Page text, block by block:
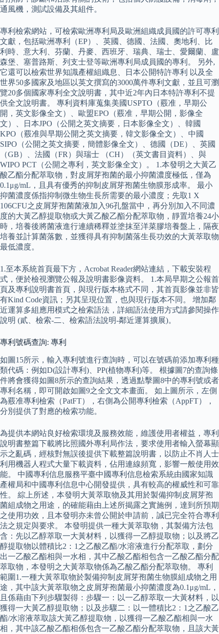
通風機，測試設備及其組件。
專利檢索網站，可檢索歐洲專利局及歐洲組織成員國的許可專利
文獻，包括歐洲專利（EP）、英國、德國、法國、奧地利、比
利時、意大利、芬蘭、丹麥、西班牙、瑞典、瑞士、愛爾蘭、盧
森堡、塞普路斯、列支士登等歐洲專利局成員國的專利。 另外,
它還可以檢索世界知識產權組織息、日本公開特許專利 以及全
世界50多國家及地區以英文撰寫的3000萬件專利文獻，並且可瀏
覽20多個國家專利全文說明書，其中近2年內日本特許專利不提
供全文說明書。 專利資料庫蒐集美國USPTO（覈准，早期公
開，英文影像全文）、歐盟EPO（覈准，早期公開，影像全
文）、日本JPO（公開之英文摘要，日本影像全文）、韓國
KPO（覈准與早期公開之英文摘要，韓文影像全文）、中國
SIPO（公開之英文摘要，簡體影像全文）、德國（DE）、英國
（GB）、法國（FR）與瑞士 （CH）（英文書目資料）、與
WIPO PCT（公開之專利，英文影像全文）。 1.本發明之大黃乙
酸乙酯分配萃取物，對皮屑芽孢菌的最小抑菌濃度極低，僅為
0.1μg/mL，且具有優秀的抑制皮屑芽孢菌生物膜形成率。 最小
抑菌濃度係指抑制微生物生長所需要的最小濃度；先取1 X
106CFU之皮屑芽孢菌菌液加入96孔盤當中，再分別加入不同濃
度的大黃乙醇提取物或大黃乙酸乙酯分配萃取物，靜置培養24小
時，培養後將菌液進行連續稀釋並塗抹至洋菜膠培養盤上，隔夜
培養並計算菌落數，並獲得具有抑制菌落生長功效的大黃萃取物
最低濃度。
1.至本系統首頁最下方，Acrobat Reader網站連結，下載安裝程
式，便於檢視瀏覽公報及說明書影像資料。 1.本局早期之公報首
頁及專利說明書首頁，與現行版本格式不同，其首頁影像並非皆
有Kind Code資訊；另其呈現位置，也與現行版本不同。 增加鄰
近運算多組應用模式之檢索語法，詳細語法使用方式請參閱操作
說明 (貳、檢索-二、檢索語法說明-鄰近運算擴展)。
專利號碼查詢: 專利
如圖15所示，輸入專利號進行查詢時，可以在號碼前添加專利種
類代碼：例如D(設計專利)、PP(植物專利)等。 根據圖7的查詢條
件將會獲得如圖8所示的查詢結果，透過點擊圖8中的專利號或者
專利名稱，即可開啟如圖9之全文文本畫面。 如上圖所示，左側
為覈准專利檢索（PatFT），右側為公開專利檢索（AppFT），
分別提供了對應的檢索功能。
為提供本網站良好檢索環境及服務效能，維護使用者權益，專利
說明書整篇下載將比照國外專利局作法，要求使用者輸入螢幕顯
示之亂碼，經核對無誤後提供下載整篇說明書，以防止不肖人士
利用機器人程式大量下載資料，佔用連線頻寬，影響一般使用效
能。 中國專利信息服務平臺中國專利信息檢索系統由國家知識
產權局和中國專利信息中心開發提供，具有較高的權威性和可靠
性。 綜上所述，本發明大黃萃取物及其用於製備抑制皮屑芽孢
菌組成物之用途，的確能藉由上述所揭露之實施例，達到所預期
之使用功效，且本發明亦未曾公開於申請前，誠已完全符合專利
法之規定與要求。 本發明提供一種大黃萃取物，其製備方法包
含：先以乙醇萃取一大黃材料，以獲得一乙醇提取物；以及將乙
醇提取物以體積比2：1之乙酸乙酯/水溶液進行分配萃取，劃分
出一乙酸乙酯相與一水相，其中乙酸乙酯相包含一乙酸乙酯分配
萃取物，本發明之大黃萃取物係為乙酸乙酯分配萃取物。 專利
範圍1.一種大黃萃取物於製備抑制皮屑芽孢菌生物膜組成物之用
途，其中該大黃萃取物之皮屑芽孢菌最小抑菌濃度為0.1μg/mL，
且係藉由下列步驟製得：步驟一：以一乙醇萃取一大黃材料，以
獲得一大黃乙醇提取物；以及步驟二：以一體積比2：1之乙酸乙
酯/水溶液萃取該大黃乙醇提取物，以獲得一乙酸乙酯相與一水
相，其中該乙酸乙酯相係包含一乙酸乙酯分配萃取物，且該大黃